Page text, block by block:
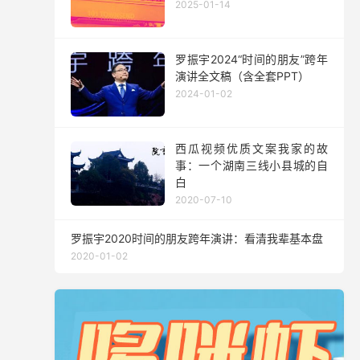
2025-01-14
罗振宇2024“时间的朋友”跨年
演讲全文稿（含全套PPT）
2024-01-02
西瓜视频优质文案我家的故
事：一个湖南三线小县城的自
白
2020-07-10
罗振宇2020时间的朋友跨年演讲：看清我辈基本盘
2020-01-02